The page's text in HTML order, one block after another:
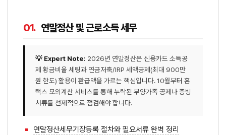
01. 연말정산 및 근로소득 세무
💡 Expert Note: 2026년 연말정산은 신용카드 소득공
제 황금비율 세팅과 연금저축/IRP 세액공제(최대 900만
원 한도) 활용이 환급액을 가르는 핵심입니다. 10월부터 홈
택스 모의계산 서비스를 통해 누락된 부양가족 공제나 증빙
서류를 선제적으로 점검해야 합니다.
연말정산세무기장등록 절차와 필요서류 완벽 정리